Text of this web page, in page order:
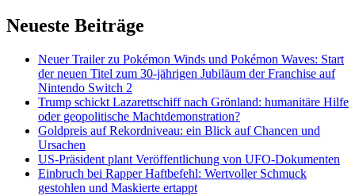
Neueste Beiträge
Neuer Trailer zu Pokémon Winds und Pokémon Waves: Start
der neuen Titel zum 30-jährigen Jubiläum der Franchise auf
Nintendo Switch 2
Trump schickt Lazarettschiff nach Grönland: humanitäre Hilfe
oder geopolitische Machtdemonstration?
Goldpreis auf Rekordniveau: ein Blick auf Chancen und
Ursachen
US-Präsident plant Veröffentlichung von UFO-Dokumenten
Einbruch bei Rapper Haftbefehl: Wertvoller Schmuck
gestohlen und Maskierte ertappt